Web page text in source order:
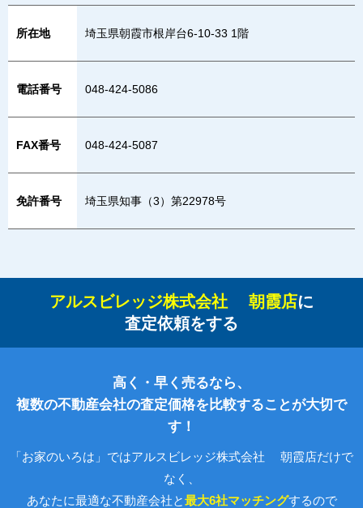
所在地 埼玉県朝霞市根岸台6-10-33 1階
電話番号 048-424-5086
FAX番号 048-424-5087
免許番号 埼玉県知事（3）第22978号
アルスビレッジ株式会社 朝霞店に
査定依頼をする
高く・早く売るなら、
複数の不動産会社の査定価格を比較することが大切で
す！
「お家のいろは」ではアルスビレッジ株式会社 朝霞店だけで
なく、
あなたに最適な不動産会社と最大6社マッチングするので